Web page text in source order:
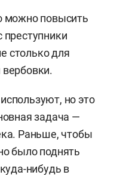
можно повысить
преступники
столько для
но это
задача —
Раньше, чтобы
было поднять
нибудь в